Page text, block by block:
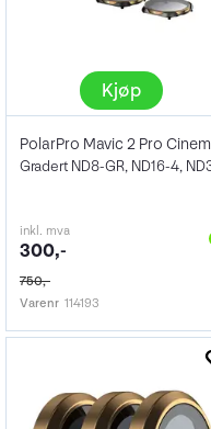
Kjøp
inkl. mva
300,-
750,-
Varenr 114193